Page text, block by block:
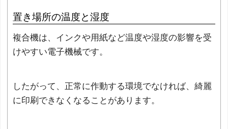
置き場所の温度と湿度
複合機は、インクや用紙など温度や湿度の影響を受
けやすい電子機械です。
したがって、正常に作動する環境でなければ、綺麗
に印刷できなくなることがあります。